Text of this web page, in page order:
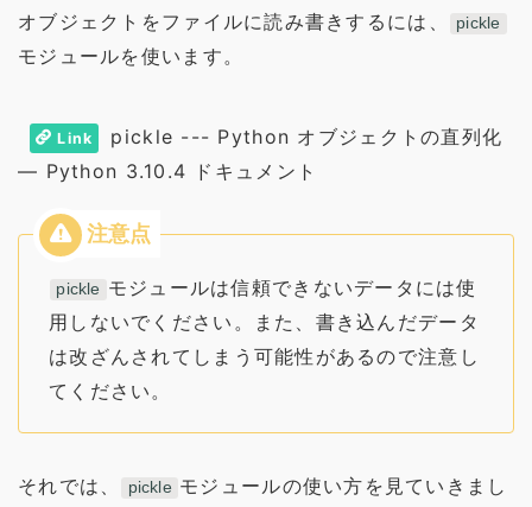
オブジェクトをファイルに読み書きするには、 pickle
モジュールを使います。
Link
pickle --- Python オブジェクトの直列化
— Python 3.10.4 ドキュメント
pickle モジュールは信頼できないデータには使
用しないでください。また、書き込んだデータ
は改ざんされてしまう可能性があるので注意し
てください。
それでは、 pickle モジュールの使い方を見ていきまし